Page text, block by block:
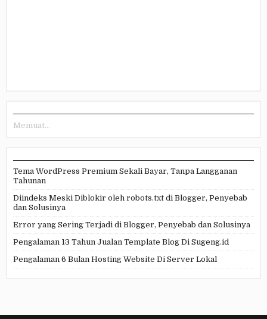
Memuat...
Tema WordPress Premium Sekali Bayar, Tanpa Langganan
Tahunan
Diindeks Meski Diblokir oleh robots.txt di Blogger, Penyebab
dan Solusinya
Error yang Sering Terjadi di Blogger, Penyebab dan Solusinya
Pengalaman 13 Tahun Jualan Template Blog Di Sugeng.id
Pengalaman 6 Bulan Hosting Website Di Server Lokal